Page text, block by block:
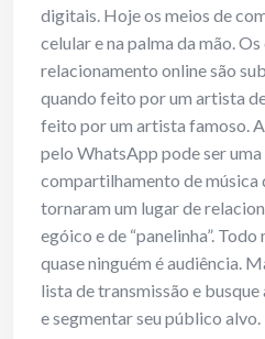
digitais. Hoje os meios de
celular e na palma da mão.
relacionamento online são
quando feito por um artista
feito por um artista famoso.
pelo WhatsApp pode ser
compartilhamento de música
tornaram um lugar de
egóico e de “panelinha”.
quase ninguém é audiência.
lista de transmissão e
e segmentar seu público alvo.